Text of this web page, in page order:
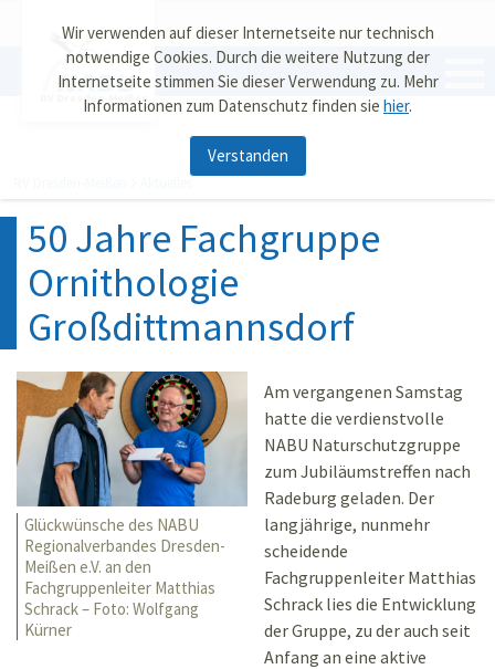
Wir verwenden auf dieser Internetseite nur technisch
notwendige Cookies. Durch die weitere Nutzung der
Internetseite stimmen Sie dieser Verwendung zu. Mehr
Informationen zum Datenschutz finden sie hier.
Verstanden
RV Dresden-Meißen
Aktuelles
50 Jahre Fachgruppe
Ornithologie
Großdittmannsdorf
Glückwünsche des NABU
Regionalverbandes Dresden-
Meißen e.V. an den
Fachgruppenleiter Matthias
Schrack – Foto: Wolfgang
Kürner
Am vergangenen Samstag
hatte die verdienstvolle
NABU Naturschutzgruppe
zum Jubiläumstreffen nach
Radeburg geladen. Der
langjährige, nunmehr
scheidende
Fachgruppenleiter Matthias
Schrack lies die Entwicklung
der Gruppe, zu der auch seit
Anfang an eine aktive